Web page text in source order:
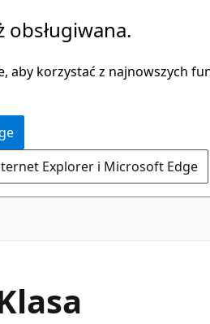
aby korzystać z najnowszych
Explorer i Microsoft Edge